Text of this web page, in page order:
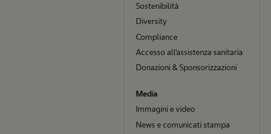
Sostenibilità
Diversity
Compliance
Accesso all'assistenza sanitaria
Donazioni & Sponsorizzazioni
Media
Immagini e video
News e comunicati stampa